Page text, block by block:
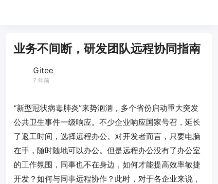
业务不间断，研发团队远程协同指南
Gitee
7 年前
“新型冠状病毒肺炎”来势汹汹，多个省份启动重大突发
公共卫生事件一级响应。不少企业响应国家号召，延长
了返工时间，选择远程办公。对开发者而言，只要电脑
在手，随时随地可以办公。但是远程办公没有了办公室
的工作氛围，同事也不在身边，如何才能提高效率敏捷
开发？如何与同事远程协作？此时，对于各企业来说，